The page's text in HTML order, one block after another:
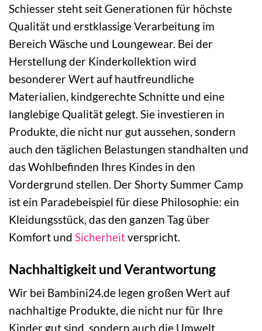
Schiesser steht seit Generationen für höchste
Qualität und erstklassige Verarbeitung im
Bereich Wäsche und Loungewear. Bei der
Herstellung der Kinderkollektion wird
besonderer Wert auf hautfreundliche
Materialien, kindgerechte Schnitte und eine
langlebige Qualität gelegt. Sie investieren in
Produkte, die nicht nur gut aussehen, sondern
auch den täglichen Belastungen standhalten und
das Wohlbefinden Ihres Kindes in den
Vordergrund stellen. Der Shorty Summer Camp
ist ein Paradebeispiel für diese Philosophie: ein
Kleidungsstück, das den ganzen Tag über
Komfort und Sicherheitverspricht.
Nachhaltigkeit und Verantwortung
Wir bei Bambini24.de legen großen Wert auf
nachhaltige Produkte, die nicht nur für Ihre
Kinder gut sind, sondern auch die Umwelt